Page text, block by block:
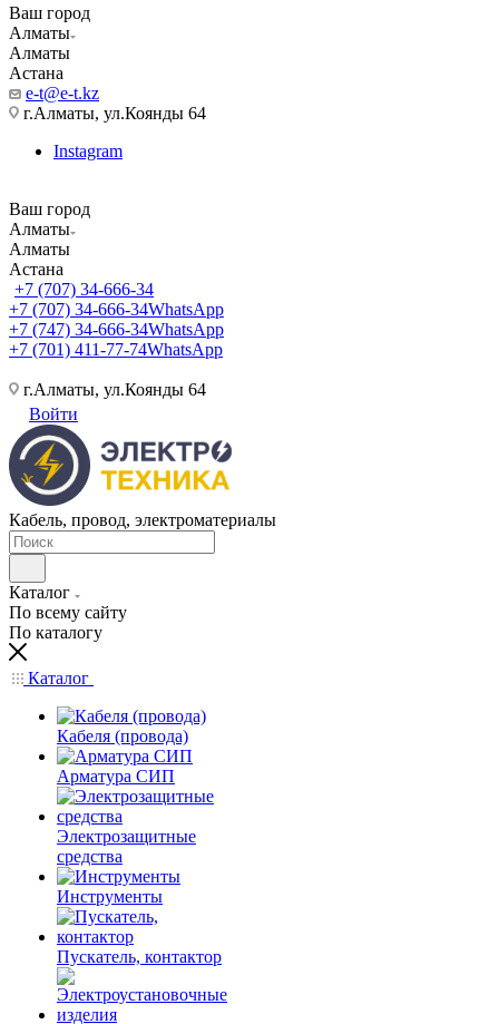
Ваш город
Алматы
Алматы
Астана
e-t@e-t.kz
г.Алматы, ул.Коянды 64
Instagram
Ваш город
Алматы
Алматы
Астана
+7 (707) 34-666-34
+7 (707) 34-666-34WhatsApp
+7 (747) 34-666-34WhatsApp
+7 (701) 411-77-74WhatsApp
г.Алматы, ул.Коянды 64
Войти
Кабель, провод, электроматериалы
Каталог
По всему сайту
По каталогу
Каталог
Кабеля (провода)
Арматура СИП
Электрозащитные
средства
Инструменты
Пускатель, контактор